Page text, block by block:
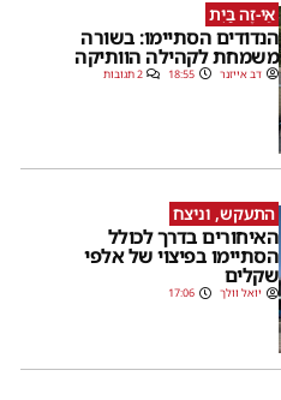
אֵי-זֶה בַּיִת
הנדודים הסתיימו: בשורה
משמחת לקהילה הוותיקה
דב אייזנר 18:55 2 תגובות
התעקש, וניצח
האיחורים בדרך לכולל
הסתיימו בפיצוי של אלפי
שקלים
יואל וולך 17:06